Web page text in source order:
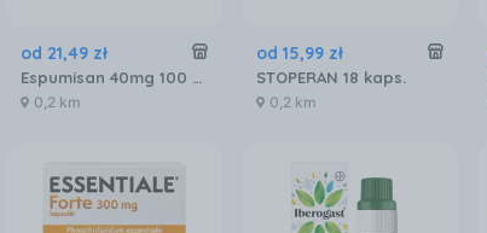
od 21,49 zł
Espumisan 40mg 100 kaps.
0,2 km
od 15,99 zł
STOPERAN 18 kaps.
0,2 km